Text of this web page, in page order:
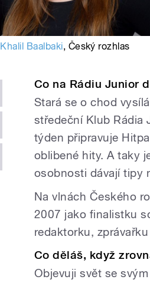
Khalil Baalbaki, Český rozhlas
Co na Rádiu Junior
Stará se o chod
středeční Klub Rádia
týden připravuje
oblibené hity. A taky
osobnosti dávají tipy
Na vlnách Českého
2007 jako finalistku
redaktorku,
Co děláš, když
Objevuji svět se